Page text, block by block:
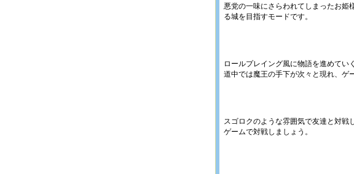
悪党の一味にさらわれてしまったお姫
る城を目指すモードです。
ロールプレイング風に物語を進めてい
道中では魔王の手下が次々と現れ、ゲ
スゴロクのような雰囲気で友達と対戦
ゲームで対戦しましょう。